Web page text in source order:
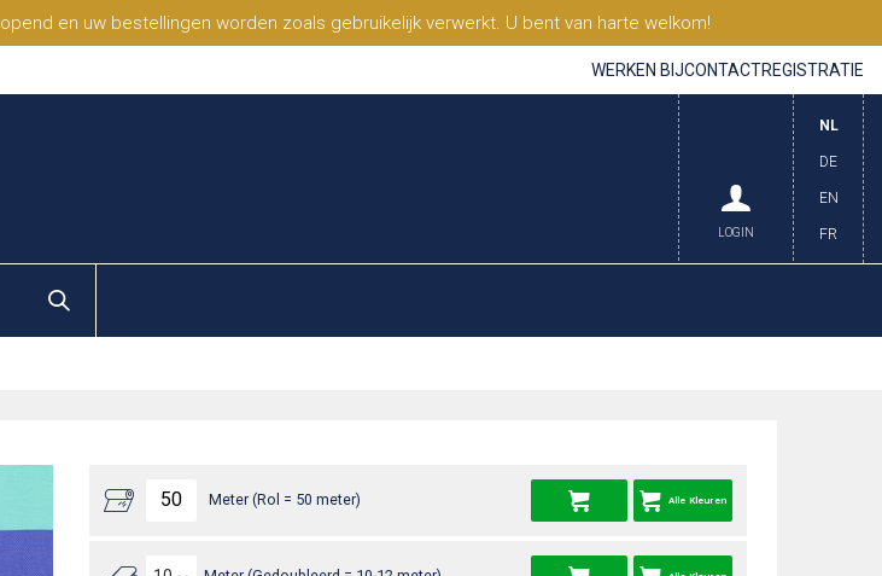
en uw bestellingen worden zoals gebruikelijk verwerkt. U bent van harte welkom!
WERKEN BIJCONTACTREGISTRATIE
NL
DE
EN
FR
LOGIN
Meter (Rol = 50 meter) Alle Kleuren